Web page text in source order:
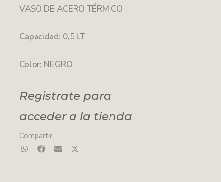
VASO DE ACERO TÉRMICO
Capacidad: 0,5 LT
Color: NEGRO
Registrate para
acceder a la tienda
Compartir: